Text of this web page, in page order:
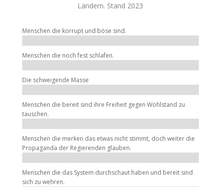
Ländern. Stand 2023
Menschen die korrupt und böse sind.
Menschen die noch fest schlafen.
Die schweigende Masse
Menschen die bereit sind ihre Freiheit gegen Wohlstand zu
tauschen.
Menschen die merken das etwas nicht stimmt, doch weiter die
Propaganda der Regierenden glauben.
Menschen die das System durchschaut haben und bereit sind
sich zu wehren.